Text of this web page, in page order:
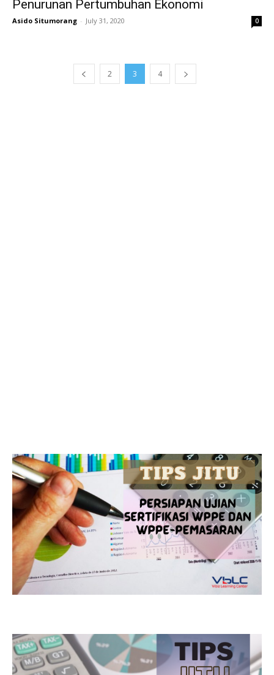
Penurunan Pertumbuhan Ekonomi
Asido Situmorang - July 31, 2020 0
2 3 4